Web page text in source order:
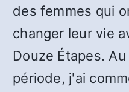
des femmes qui
changer leur vie
Douze Étapes.
période, j'ai